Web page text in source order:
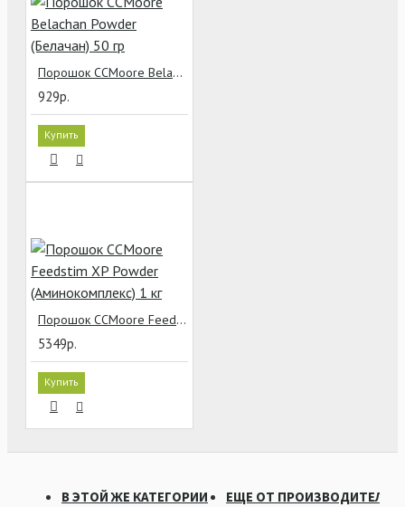
Порошок CCMoore Belachan Powder (Белачан) 50 гр
929р.
Купить
Порошок CCMoore Feedstim XP Powder (Аминокомплекс) 1 кг
5349р.
Купить
В ЭТОЙ ЖЕ КАТЕГОРИИ ЕЩЕ ОТ ПРОИЗВОДИТЕЛЯ